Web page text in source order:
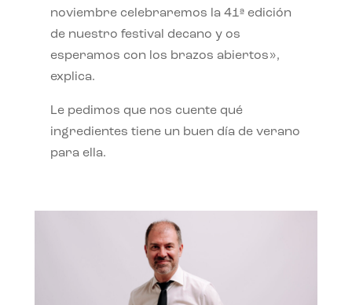
noviembre celebraremos la 41ª edición
de nuestro festival decano y os
esperamos con los brazos abiertos»,
explica.
Le pedimos que nos cuente qué
ingredientes tiene un buen día de verano
para ella.